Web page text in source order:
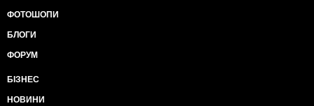
ФОТОШОПИ
БЛОГИ
ФОРУМ
БІЗНЕС
НОВИНИ